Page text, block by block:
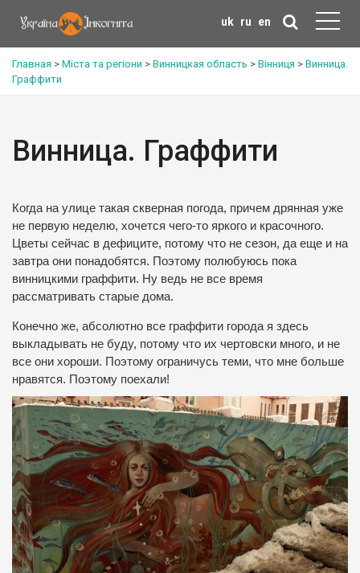
uk ru en
Главная > Міста та регіони > Винницкая область > Вінниця > Винница.
Граффити
Винница. Граффити
Когда на улице такая скверная погода, причем дрянная уже
не первую неделю, хочется чего-то яркого и красочного.
Цветы сейчас в дефиците, потому что не сезон, да еще и на
завтра они понадобятся. Поэтому полюбуюсь пока
винницкими граффити. Ну ведь не все время
рассматривать старые дома.
Конечно же, абсолютно все граффити города я здесь
выкладывать не буду, потому что их чертовски много, и не
все они хороши. Поэтому ограничусь теми, что мне больше
нравятся. Поэтому поехали!